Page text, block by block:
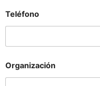
Teléfono
Organización